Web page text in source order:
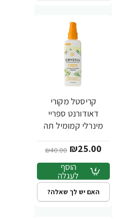
קריסטל מקורי
דאודורנט ספריי
מינרלי קמומיל תה
Crystal Body
₪25.00
₪40.00
הוסף
לעגלה
האם יש לך שאלה?